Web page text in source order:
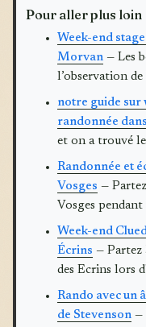
Pour aller plus loin
Week-end
Morvan — Les
l’observation
notre guide sur
randonnée
et on a trouvé
Randonnée et
Vosges —
Vosges
Week-end
Écrins — Partez
des Ecrins lors
Rando avec un
de Stevenson —